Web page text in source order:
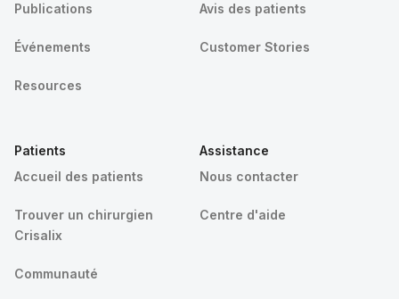
Publications
Événements
Resources
Avis des patients
Customer Stories
Patients
Accueil des patients
Trouver un chirurgien
Crisalix
Communauté
Assistance
Nous contacter
Centre d'aide